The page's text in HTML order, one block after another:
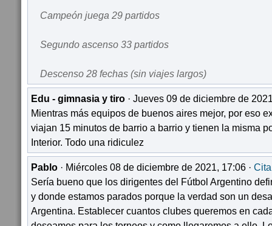
Campeón juega 29 partidos
Segundo ascenso 33 partidos
Descenso 28 fechas (sin viajes largos)
Edu - gimnasia y tiro · Jueves 09 de diciembre de
Mientras más equipos de buenos aires mejor, por eso
viajan 15 minutos de barrio a barrio y tienen la misma
Interior. Todo una ridiculez
Pablo · Miércoles 08 de diciembre de 2021, 17:06 ·
Sería bueno que los dirigentes del Fútbol Argentino
y donde estamos parados porque la verdad son un
Argentina. Establecer cuantos clubes queremos en